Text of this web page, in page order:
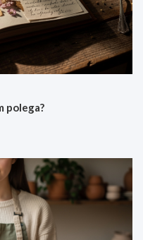
polega?